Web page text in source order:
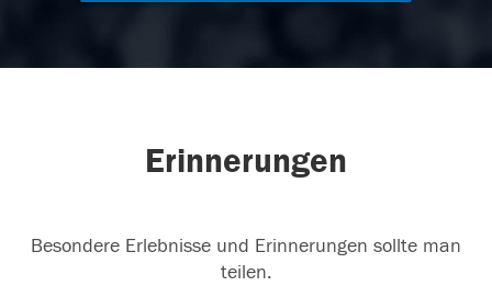
Erinnerungen
Besondere Erlebnisse und Erinnerungen sollte man
teilen.